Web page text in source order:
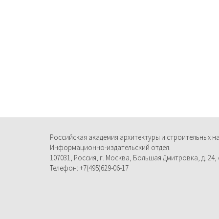
Российская академия архитектуры и строительных
Информационно-издательский отдел.
107031, Россия, г. Москва, Большая Дмитровка, д. 24,
Телефон: +7(495)629-06-17